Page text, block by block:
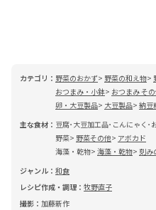
カテゴリ： 野菜のおかず 野菜の和え物
おつまみ・小鉢
おつまみ そ
卵・大豆製品
大豆製品 納豆
主な食材： 豆腐･大豆加工品･こんにゃく･
野菜
野菜その他
アボカド
海藻・乾物 海藻・乾物 刻み
ジャンル： 和食
レシピ作成・調理： 牧野直子
撮影： 加藤新作